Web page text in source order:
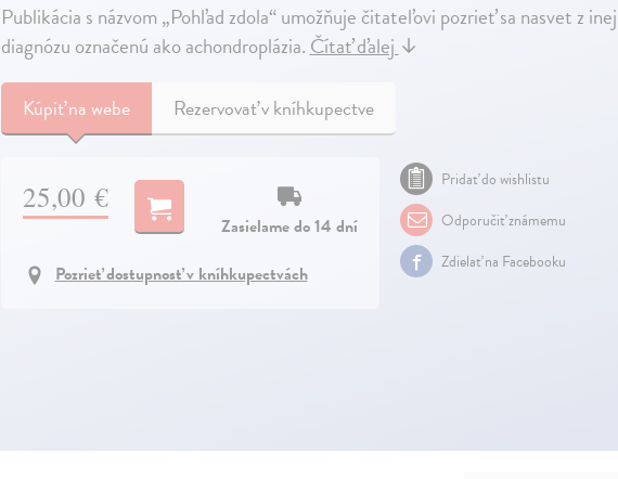
Publikácia s názvom „Pohľad zdola“ umožňuje čitateľovi pozrieť sa nasvet z
diagnózu označenú ako achondroplázia.Čítať ďalej↓
Kúpiťna webe Rezervovať v kníhkupectve
25,00 €
Zasielame do 14 dní
Pozrieť dostupnosť v kníhkupectvách
Pridať do wishlistu
Odporučiť známemu
Zdielať na Facebooku